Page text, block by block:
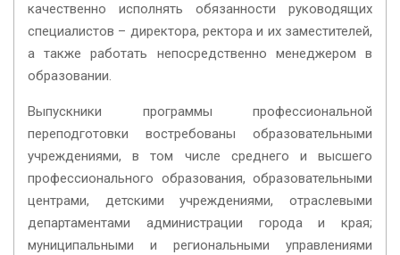
качественно исполнять обязанности руководящих
специалистов – директора, ректора и их заместителей,
а также работать непосредственно менеджером в
образовании.
Выпускники программы профессиональной
переподготовки востребованы образовательными
учреждениями, в том числе среднего и высшего
профессионального образования, образовательными
центрами, детскими учреждениями, отраслевыми
департаментами администрации города и края;
муниципальными и региональными управлениями